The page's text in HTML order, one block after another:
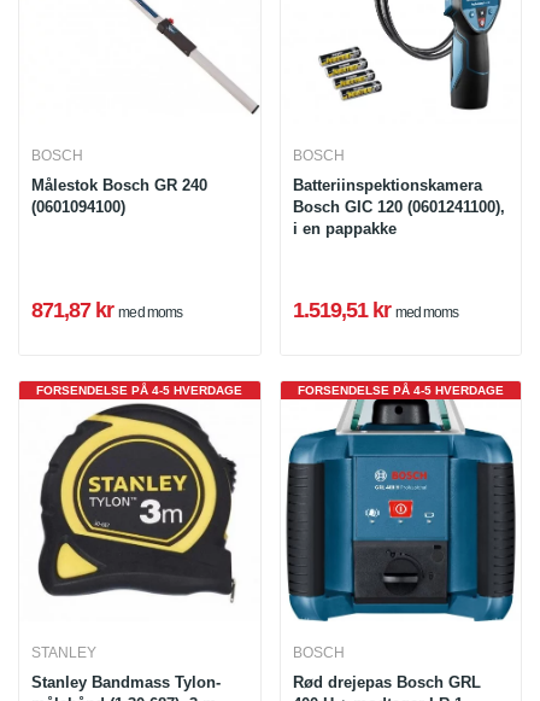
BOSCH
Målestok Bosch GR 240
(0601094100)
871,87 kr med moms
BOSCH
Batteriinspektionskamera
Bosch GIC 120 (0601241100),
i en pappakke
1.519,51 kr med moms
FORSENDELSE PÅ 4-5 HVERDAGE
STANLEY
Stanley Bandmass Tylon-
FORSENDELSE PÅ 4-5 HVERDAGE
BOSCH
Rød drejepas Bosch GRL